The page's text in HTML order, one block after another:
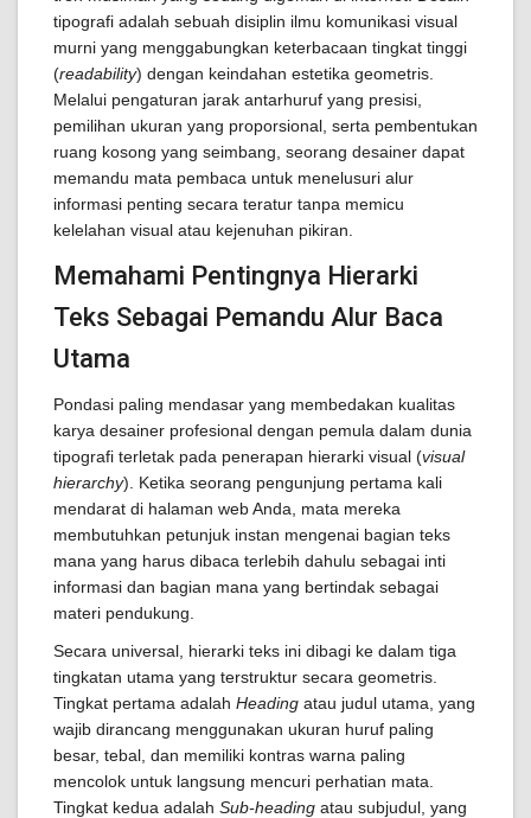
tipografi adalah sebuah disiplin ilmu komunikasi visual
murni yang menggabungkan keterbacaan tingkat tinggi
(readability) dengan keindahan estetika geometris.
Melalui pengaturan jarak antarhuruf yang presisi,
pemilihan ukuran yang proporsional, serta pembentukan
ruang kosong yang seimbang, seorang desainer dapat
memandu mata pembaca untuk menelusuri alur
informasi penting secara teratur tanpa memicu
kelelahan visual atau kejenuhan pikiran.
Memahami Pentingnya Hierarki
Teks Sebagai Pemandu Alur Baca
Utama
Pondasi paling mendasar yang membedakan kualitas
karya desainer profesional dengan pemula dalam dunia
tipografi terletak pada penerapan hierarki visual (visual
hierarchy). Ketika seorang pengunjung pertama kali
mendarat di halaman web Anda, mata mereka
membutuhkan petunjuk instan mengenai bagian teks
mana yang harus dibaca terlebih dahulu sebagai inti
informasi dan bagian mana yang bertindak sebagai
materi pendukung.
Secara universal, hierarki teks ini dibagi ke dalam tiga
tingkatan utama yang terstruktur secara geometris.
Tingkat pertama adalah Heading atau judul utama, yang
wajib dirancang menggunakan ukuran huruf paling
besar, tebal, dan memiliki kontras warna paling
mencolok untuk langsung mencuri perhatian mata.
Tingkat kedua adalah Sub-heading atau subjudul, yang